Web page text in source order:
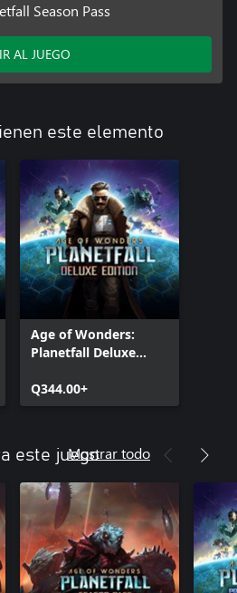
Season Pass
IR AL JUEGO
este elemento
Age of Wonders:
Planetfall Deluxe
Q344.00+
este juegoMostrar todo